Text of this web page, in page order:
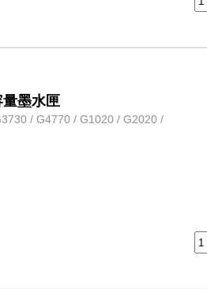
墨水匣
/ G4770 / G1020 / G2020 /